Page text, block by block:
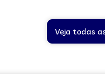
Veja todas